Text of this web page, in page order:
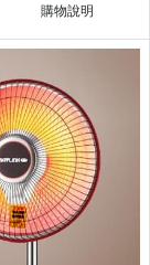
購物說明